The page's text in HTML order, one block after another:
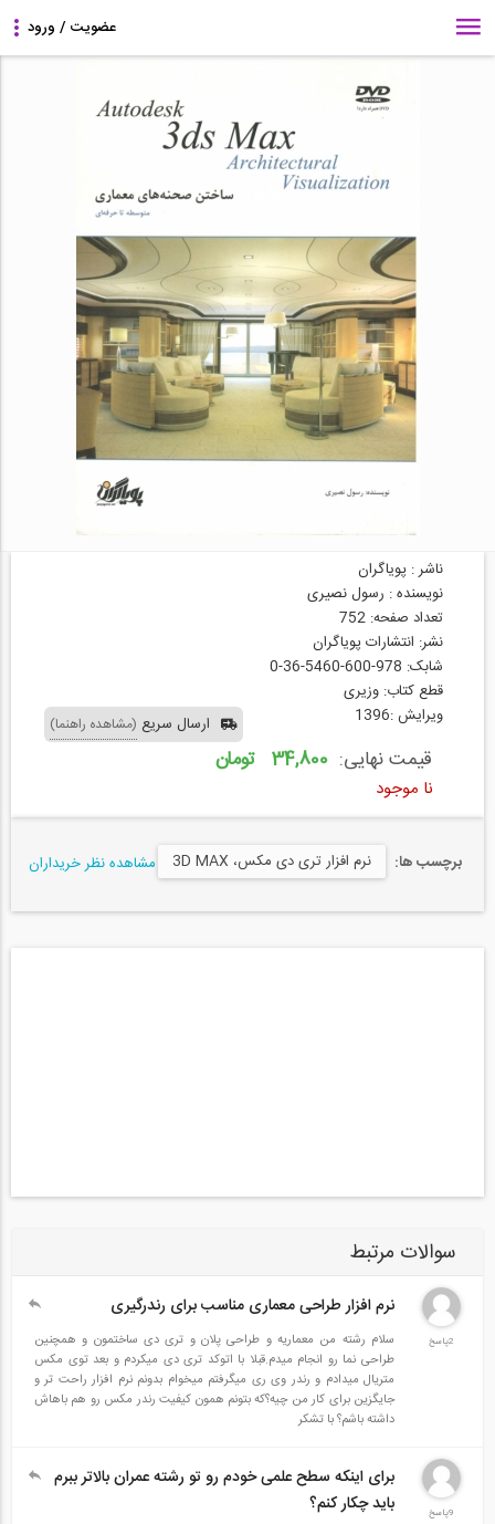
ناشر : پویاگران
نويسنده : رسول نصیری
تعداد صفحه: 752
نشر: انتشارات پویاگران
شابک: 978-600-5460-36-0
قطع کتاب: وزیری
ویرایش :1396
قیمت نهایی: 34,800 تومان
نا موجود
ارسال سریع (مشاهده راهنما)
برچسب ها: نرم افزار تری دی مکس، 3D MAX مشاهده نظر خریداران
سوالات مرتبط
2پاسخ
نرم افزار طراحی معماری مناسب برای رندرگیری
سلام رشته من معماریه و طراحی پلان و تری دی ساختمون و همچنین
طراحی نما رو انجام میدم.قبلا با اتوکد تری دی میکردم و بعد توی مکس
متریال میدادم و رندر وی ری میگرفتم میخوام بدونم نرم افزار راحت تر و
جایگزین برای کار من چیه؟که بتونم همون کیفیت رندر مکس رو هم باهاش
داشته باشم؟ با تشکر
9پاسخ
برای اینکه سطح علمی خودم رو تو رشته عمران بالاتر ببرم
باید چکار کنم؟